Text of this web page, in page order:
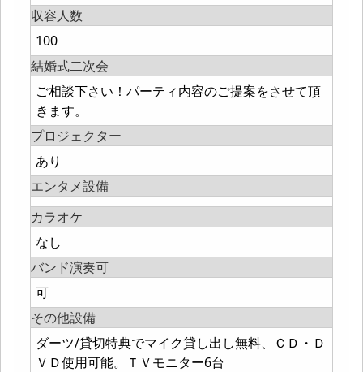
収容人数
100
結婚式二次会
ご相談下さい！パーティ内容のご提案をさせて頂
きます。
プロジェクター
あり
エンタメ設備
カラオケ
なし
バンド演奏可
可
その他設備
ダーツ/貸切特典でマイク貸し出し無料、ＣＤ・Ｄ
ＶＤ使用可能。ＴＶモニター6台